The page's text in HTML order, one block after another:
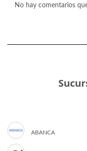
No hay comentarios
ABANCA